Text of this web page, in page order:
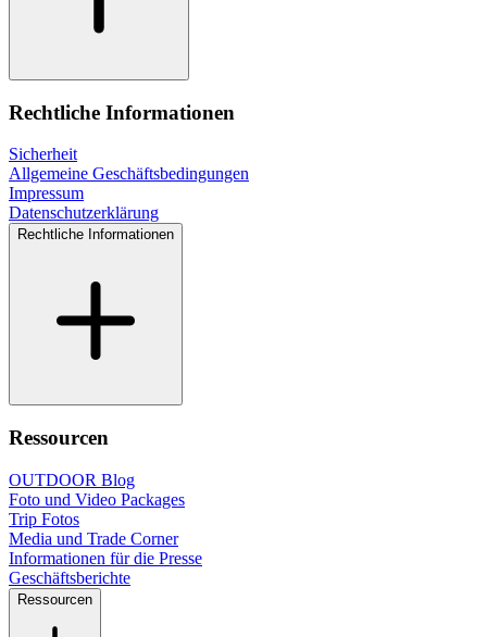
Rechtliche Informationen
Sicherheit
Allgemeine Geschäftsbedingungen
Impressum
Datenschutzerklärung
Rechtliche Informationen
Ressourcen
OUTDOOR Blog
Foto und Video Packages
Trip Fotos
Media und Trade Corner
Informationen für die Presse
Geschäftsberichte
Ressourcen